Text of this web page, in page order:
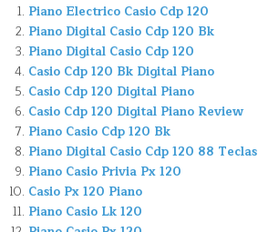
Piano Electrico Casio Cdp 120
Piano Digital Casio Cdp 120 Bk
Piano Digital Casio Cdp 120
Casio Cdp 120 Bk Digital Piano
Casio Cdp 120 Digital Piano
Casio Cdp 120 Digital Piano Review
Piano Casio Cdp 120 Bk
Piano Digital Casio Cdp 120 88 Teclas
Piano Casio Privia Px 120
Casio Px 120 Piano
Piano Casio Lk 120